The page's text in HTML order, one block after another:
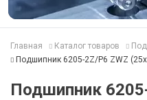
Главная Каталог товаров
Подшипник 6205-2Z/P6 ZWZ
Подшипник